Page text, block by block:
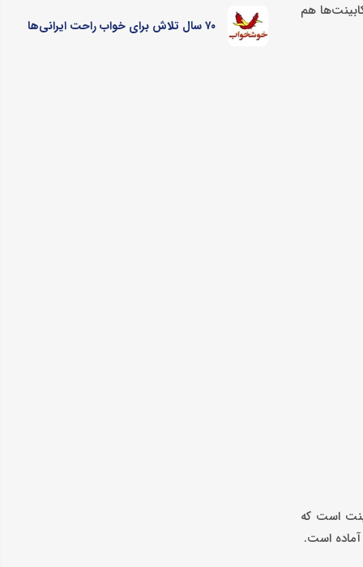
این کابینت‌ها هم
است که
است.
۷۰ سال تلاش برای خواب راحت ایرانی‌ها